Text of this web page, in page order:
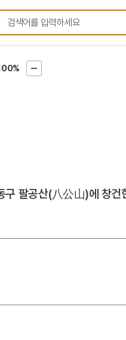
구 팔공산(八公山)에 창건